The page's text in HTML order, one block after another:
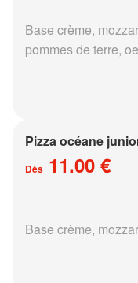
Base crème,
pommes de terre,
Pizza océane
Dès 11.00 €
Base crème,